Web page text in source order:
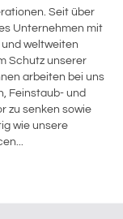
Seit über
Unternehmen mit
weltweiten
Schutz unserer
arbeiten bei uns
Feinstaub- und
zu senken sowie
wie unsere